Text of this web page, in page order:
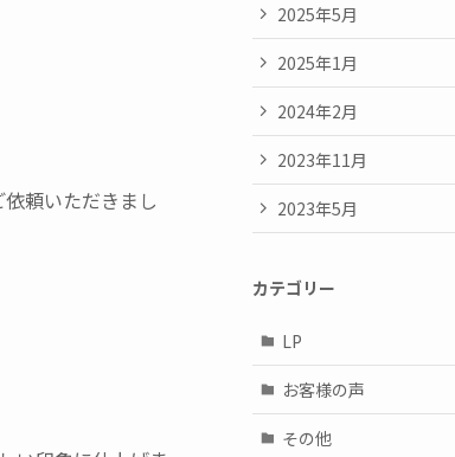
頼いただきまし
2025年5月
2025年1月
2024年2月
2023年11月
2023年5月
カテゴリー
LP
お客様の声
その他